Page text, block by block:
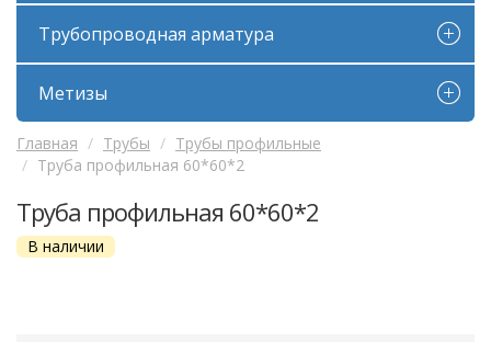
Трубопроводная арматура
Метизы
Главная Трубы
Трубы профильные
Труба профильная 60*60*2
Труба профильная 60*60*2
В наличии